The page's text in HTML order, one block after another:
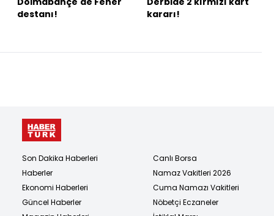
destanı!
kararı!
Son Dakika Haberleri
Haberler
Ekonomi Haberleri
Güncel Haberler
Canlı Borsa
Namaz Vakitleri 2026
Cuma Namazı Vakitleri
Nöbetçi Eczaneler